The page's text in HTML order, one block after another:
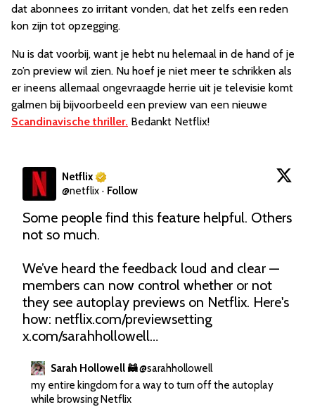
dat abonnees zo irritant vonden, dat het zelfs een reden
kon zijn tot opzegging.
Nu is dat voorbij, want je hebt nu helemaal in de hand of je
zo’n preview wil zien. Nu hoef je niet meer te schrikken als
er ineens allemaal ongevraagde herrie uit je televisie komt
galmen bij bijvoorbeeld een preview van een nieuwe
Scandinavische thriller. Bedankt Netflix!
Netflix
@netflix · Follow
Some people find this feature helpful. Others
not so much.
We’ve heard the feedback loud and clear —
members can now control whether or not
they see autoplay previews on Netflix. Here's
how: netflix.com/previewsetting
x.com/sarahhollowell…
Sarah Hollowell 🦝@sarahhollowell
my entire kingdom for a way to turn off the autoplay
while browsing Netflix